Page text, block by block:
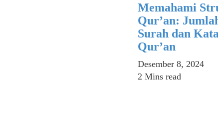
Memahami
Qur’an:
Surah dan
Qur’an
Desember 8, 2024
2 Mins read